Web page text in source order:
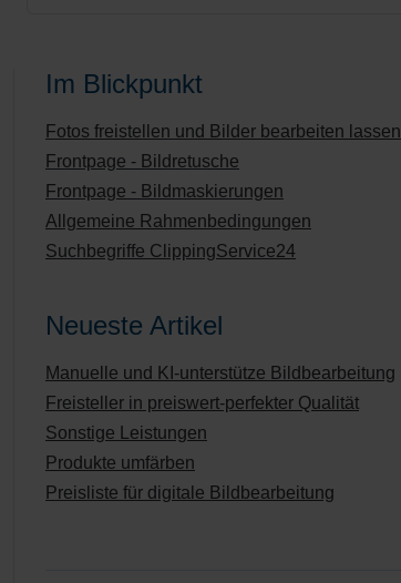
Im Blickpunkt
Fotos freistellen und Bilder bearbeiten lassen
Frontpage - Bildretusche
Frontpage - Bildmaskierungen
Allgemeine Rahmenbedingungen
Suchbegriffe ClippingService24
Neueste Artikel
Manuelle und KI-unterstütze Bildbearbeitung
Freisteller in preiswert-perfekter Qualität
Sonstige Leistungen
Produkte umfärben
Preisliste für digitale Bildbearbeitung